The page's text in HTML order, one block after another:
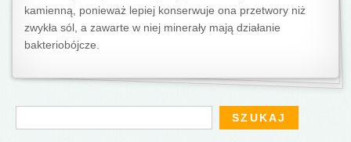
kamienną, ponieważ lepiej konserwuje ona przetwory niż
zwykła sól, a zawarte w niej minerały mają działanie
bakteriobójcze.
Formularz wyszukiwania
Szukaj